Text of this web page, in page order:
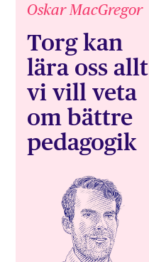
Oskar MacGregor
Torg kan
lära oss allt
vi vill veta
om bättre
pedagogik